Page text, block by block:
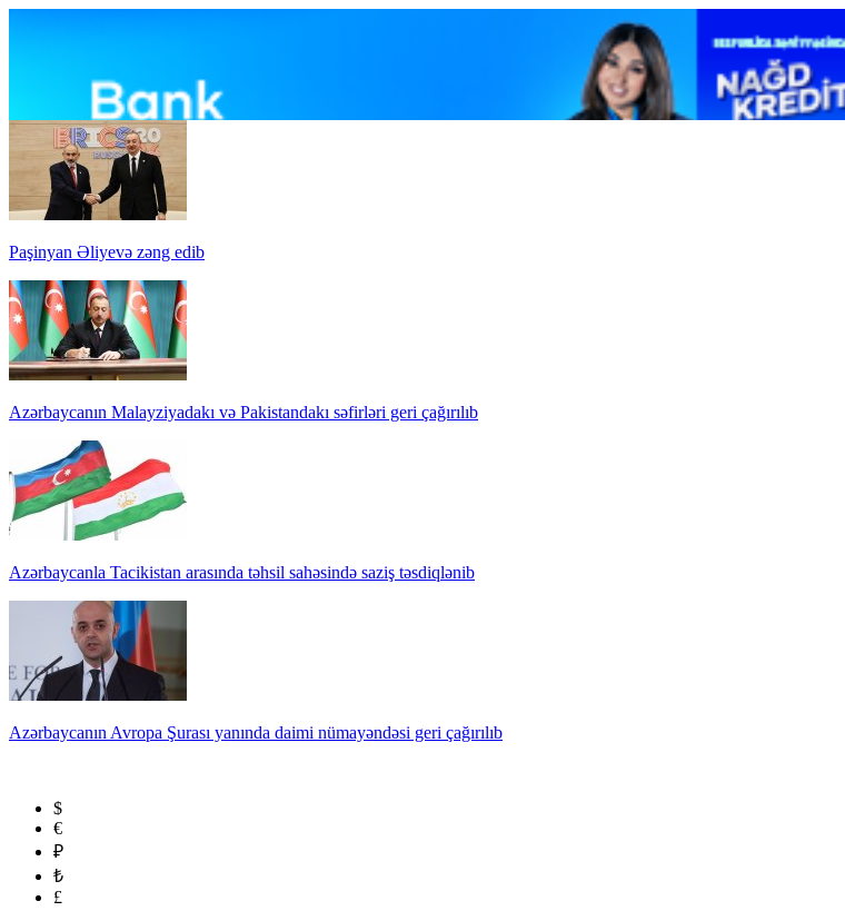
Paşinyan Əliyevə zəng edib
Azərbaycanın Malayziyadakı və Pakistandakı səfirləri geri çağırılıb
Azərbaycanla Tacikistan arasında təhsil sahəsində saziş təsdiqlənib
Azərbaycanın Avropa Şurası yanında daimi nümayəndəsi geri çağırılıb
$
€
₽
₺
£